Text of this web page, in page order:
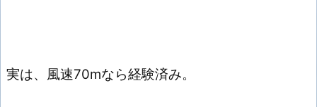
実は、風速70mなら経験済み。